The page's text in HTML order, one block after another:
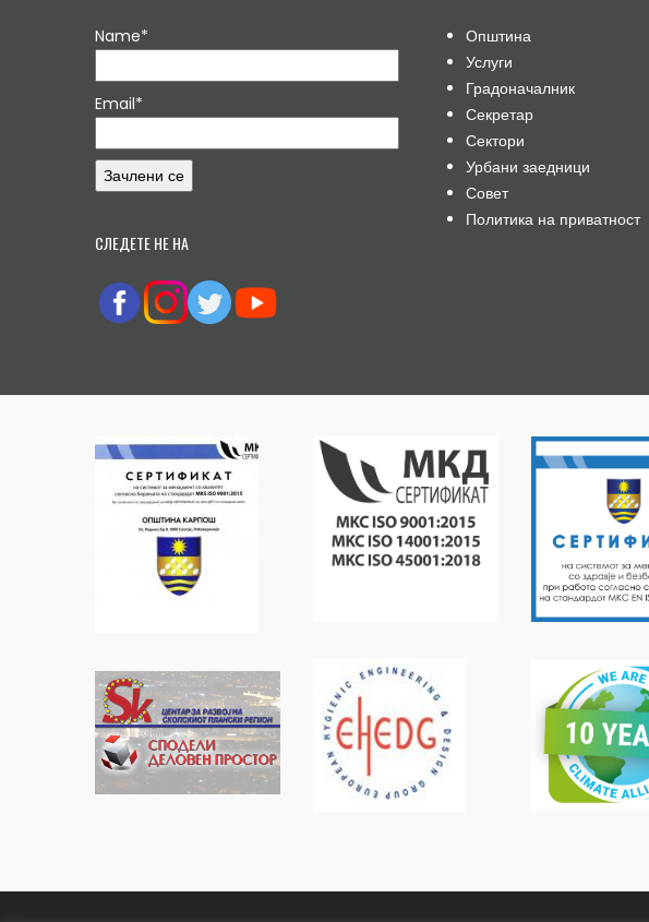
Name*
Email*
СЛЕДЕТЕ НЕ НА
Општина
Услуги
Градоначалник
Секретар
Сектори
Урбани заедници
Совет
Политика на приватност